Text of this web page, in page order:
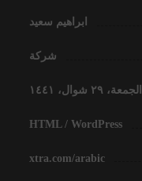
ابراهيم سعيد
شركة
الجمعة، ٢٩ شوال، ١٤٤١
HTML / WordPress
xtra.com/arabic